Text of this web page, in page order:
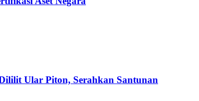
Ular Piton, Serahkan Santunan